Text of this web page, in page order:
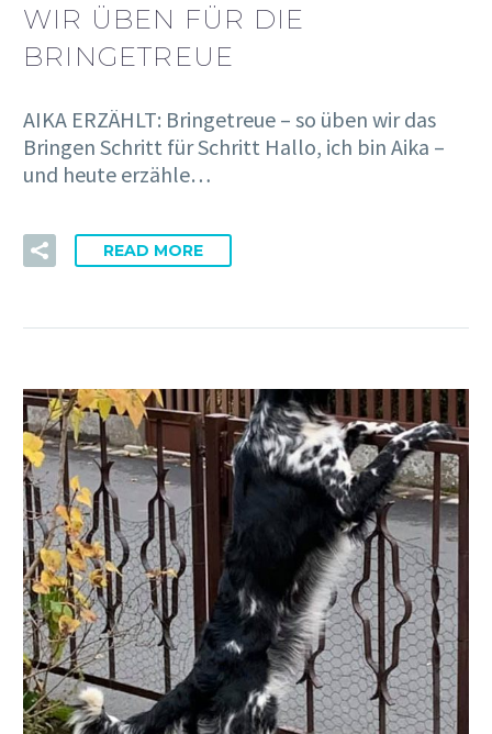
WIR ÜBEN FÜR DIE
BRINGETREUE
AIKA ERZÄHLT: Bringetreue – so üben wir das
Bringen Schritt für Schritt Hallo, ich bin Aika –
und heute erzähle…
READ MORE